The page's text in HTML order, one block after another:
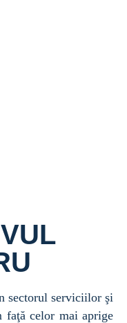
sectorul serviciilor şi
faţă celor mai aprige